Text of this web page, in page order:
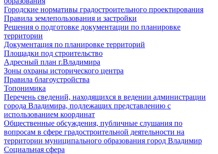
Городские нормативы градостроительного проектирования
Правила землепользования и застройки
Решения о подготовке документации по планировке
территории
Документация по планировке территорий
Площадки под строительство
Адресный план г.Владимира
Зоны охраны исторического центра
Правила благоустройства
Топонимика
Перечень сведений, находящихся в ведении администрации
города Владимира, подлежащих представлению с
использованием координат
Общественные обсуждения, публичные слушания по
вопросам в сфере градостроительной деятельности на
территории муниципального образования город Владимир
Социальная сфера